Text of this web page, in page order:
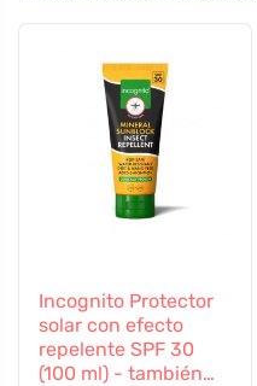
Incognito Protector
solar con efecto
repelente SPF 30
(100 ml) - también